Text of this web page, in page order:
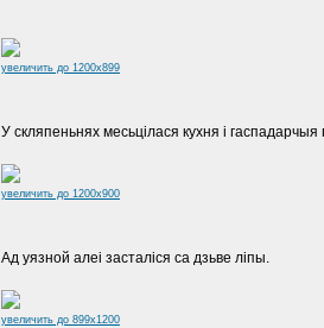
увеличить до 1200x899
У скляпеньнях месьцілася кухня і
увеличить до 1200x900
Ад уязной алеі засталіся са дзьве ліпы.
увеличить до 899x1200